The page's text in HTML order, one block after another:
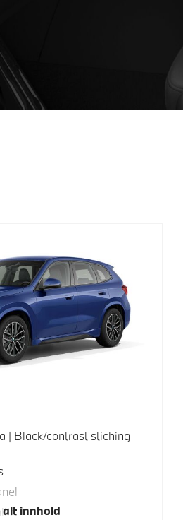
| Black/contrast stiching
alt innhold